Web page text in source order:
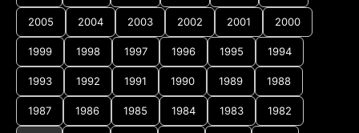
2005 2004 2003 2002 2001 2000
1999 1998 1997 1996 1995 1994
1993 1992 1991 1990 1989 1988
1987 1986 1985 1984 1983 1982